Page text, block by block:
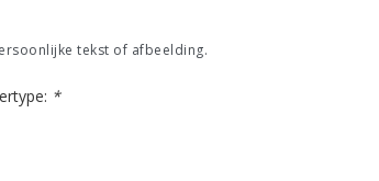
tekst of afbeelding.
*